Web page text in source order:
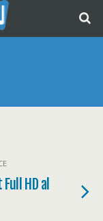
HD al